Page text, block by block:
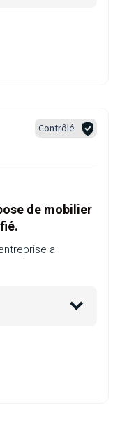
Contrôlé
de mobilier
a